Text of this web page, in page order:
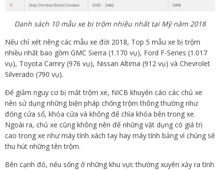
Danh sách 10 mẫu xe bị trộm nhiều nhất tại Mỹ năm 2018
Nếu chỉ xét riêng các mẫu xe đời 2018, Top 5 mẫu xe bị trộm
nhiều nhất bao gồm GMC Sierra (1.170 vụ), Ford F-Series (1.017
vụ), Toyota Camry (976 vụ), Nissan Altima (912 vụ) và Chevrolet
Silverado (790 vụ).
Để giảm nguy cơ bị mất trộm xe, NICB khuyến cáo các chủ xe
nên sử dụng những biện pháp chống trộm thông thường như
đóng cửa sổ, khóa cửa và không để chìa khóa bên trong xe.
Ngoài ra, chủ xe cũng không nên để những vật dụng có giá trị
cao trong xe như máy tính xách tay hay máy tính bảng vì chúng sẽ
thu hút những tên trộm.
Bên cạnh đó, nếu sống ở những khu vực thường xuyên xảy ra tình